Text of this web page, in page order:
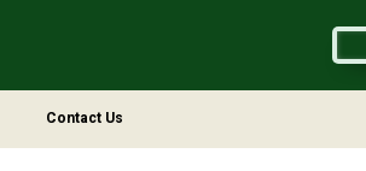
Contact Us